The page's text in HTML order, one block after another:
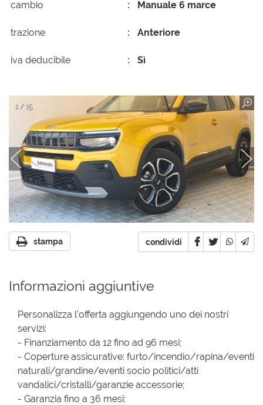
cambio Manuale 6 marce
trazione Anteriore
iva deducibile Sì
1 / 15
stampa condividi
Informazioni aggiuntive
Personalizza l'offerta aggiungendo uno dei nostri
servizi:
- Finanziamento da 12 fino ad 96 mesi;
- Coperture assicurative: furto/incendio/rapina/eventi
naturali/grandine/eventi socio politici/atti
vandalici/cristalli/garanzie accessorie;
- Garanzia fino a 36 mesi;